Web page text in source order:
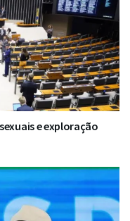
e exploração